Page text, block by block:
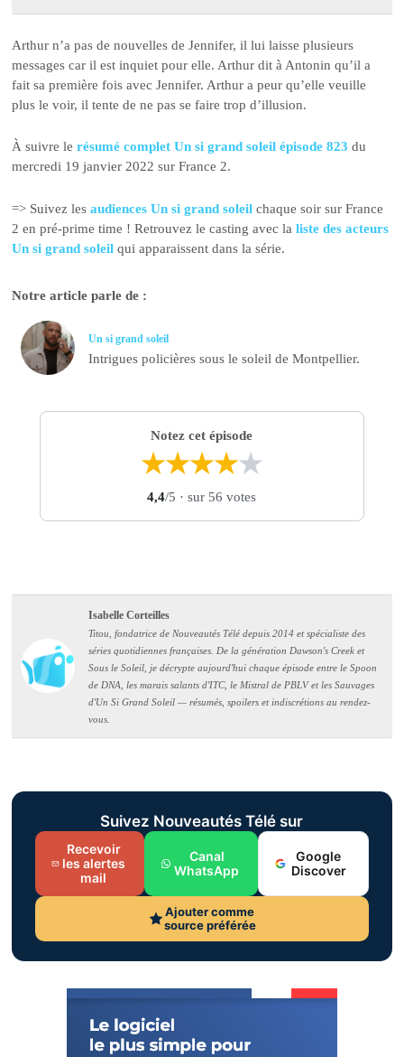
Arthur n’a pas de nouvelles de Jennifer, il lui laisse plusieurs
messages car il est inquiet pour elle. Arthur dit à Antonin qu’il a
fait sa première fois avec Jennifer. Arthur a peur qu’elle veuille
plus le voir, il tente de ne pas se faire trop d’illusion.
À suivre lerésumé complet Un si grand soleil épisode 823 du
mercredi 19 janvier 2022 sur France 2.
=> Suivez lesaudiences Un si grand soleil chaque soir sur France
2 en pré-prime time ! Retrouvez le casting avec laliste des acteurs
Un si grand soleil qui apparaissent dans la série.
Notre article parle de :
Un si grand soleil
Intrigues policières sous le soleil de Montpellier.
Notez cet épisode
★★★★★
4,4/5 · sur 56 votes
Isabelle Corteilles
Titou, fondatrice de Nouveautés Télé depuis 2014 et spécialiste des
séries quotidiennes françaises. De la génération Dawson's Creek et
Sous le Soleil, je décrypte aujourd'hui chaque épisode entre le Spoon
de DNA, les marais salants d'ITC, le Mistral de PBLV et les Sauvages
d'Un Si Grand Soleil — résumés, spoilers et indiscrétions au rendez-
vous.
Suivez Nouveautés Télé sur
Recevoir
les alertes
mail
Canal
WhatsApp
Google
Discover
Ajouter comme
source préférée